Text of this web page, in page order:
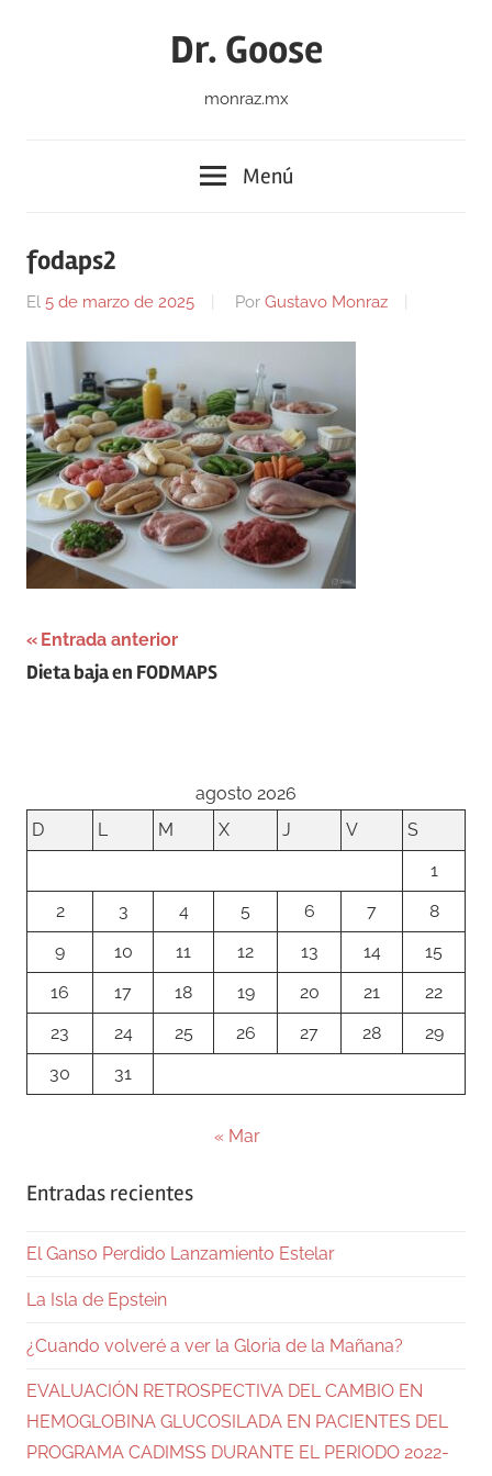
Dr. Goose
monraz.mx
Menú
fodaps2
El 5 de marzo de 2025 Por Gustavo Monraz
Navegación
de
Entrada anterior
Dieta baja en FODMAPS
agosto 2026
D
L M X J V
S
1
2
3 4 5 6 7
8
9
10 11 12 13 14
15
16
17 18 19 20 21
22
23
24 25 26 27 28
29
30
31
« Mar
Entradas recientes
El Ganso Perdido Lanzamiento Estelar
La Isla de Epstein
¿Cuando volveré a ver la Gloria de la Mañana?
EVALUACIÓN RETROSPECTIVA DEL CAMBIO EN
HEMOGLOBINA GLUCOSILADA EN PACIENTES DEL
PROGRAMA CADIMSS DURANTE EL PERIODO 2022-